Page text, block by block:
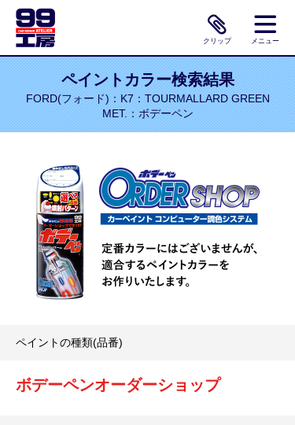
クリップ メニュー
ペイントカラー検索結果
FORD(フォード)：K7：TOURMALLARD GREEN
MET.：ボデーペン
ペイントの種類(品番)
ボデーペンオーダーショップ